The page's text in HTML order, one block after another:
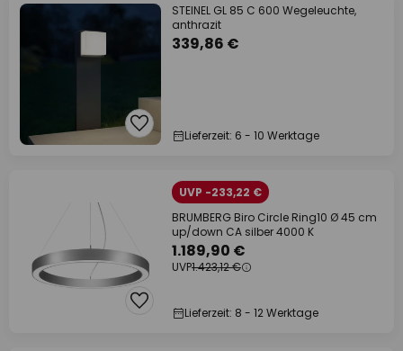
STEINEL GL 85 C 600 Wegeleuchte,
anthrazit
339,86 €
Lieferzeit: 6 - 10 Werktage
UVP -233,22 €
BRUMBERG Biro Circle Ring10 Ø 45 cm
up/down CA silber 4000 K
1.189,90 €
UVP1.423,12 €
Lieferzeit: 8 - 12 Werktage